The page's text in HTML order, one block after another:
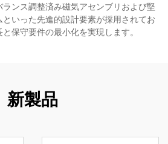
ンス調整済み磁気アセンブリおよび堅
いった先進的設計要素が採用されてお
保守要件の最小化を実現します。
新製品